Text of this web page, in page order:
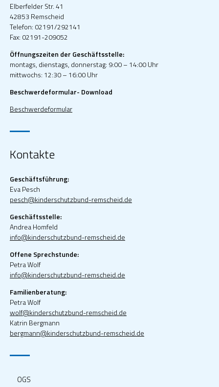
Elberfelder Str. 41
42853 Remscheid
Telefon: 02191/292141
Fax: 02191-209052
Öffnungszeiten der Geschäftsstelle:
montags, dienstags, donnerstag: 9:00 – 14:00 Uhr
mittwochs: 12:30 – 16:00 Uhr
Beschwerdeformular- Download
Beschwerdeformular
Kontakte
Geschäftsführung:
Eva Pesch
pesch@kinderschutzbund-remscheid.de
Geschäftsstelle:
Andrea Homfeld
info@kinderschutzbund-remscheid.de
Offene Sprechstunde:
Petra Wolf
info@kinderschutzbund-remscheid.de
Familienberatung:
Petra Wolf
wolf@kinderschutzbund-remscheid.de
Katrin Bergmann
bergmann@kinderschutzbund-remscheid.de
OGS